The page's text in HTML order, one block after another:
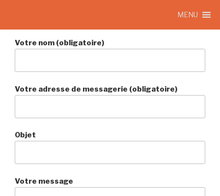
MENU
Votre nom (obligatoire)
Votre adresse de messagerie (obligatoire)
Objet
Votre message